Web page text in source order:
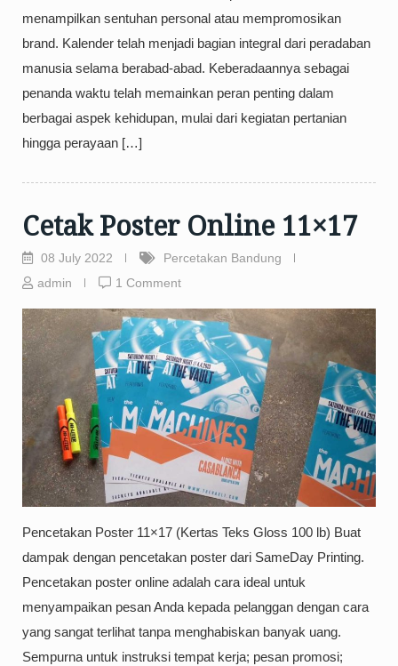
menampilkan sentuhan personal atau mempromosikan
brand. Kalender telah menjadi bagian integral dari peradaban
manusia selama berabad-abad. Keberadaannya sebagai
penanda waktu telah memainkan peran penting dalam
berbagai aspek kehidupan, mulai dari kegiatan pertanian
hingga perayaan […]
Cetak Poster Online 11×17
08 July 2022
Percetakan Bandung
admin
1 Comment
Pencetakan Poster 11×17 (Kertas Teks Gloss 100 lb) Buat
dampak dengan pencetakan poster dari SameDay Printing.
Pencetakan poster online adalah cara ideal untuk
menyampaikan pesan Anda kepada pelanggan dengan cara
yang sangat terlihat tanpa menghabiskan banyak uang.
Sempurna untuk instruksi tempat kerja; pesan promosi;